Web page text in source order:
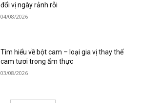
đổi vị ngày rảnh rỗi
04/08/2026
Tìm hiểu về bột cam – loại gia vị thay thế
cam tươi trong ẩm thực
03/08/2026